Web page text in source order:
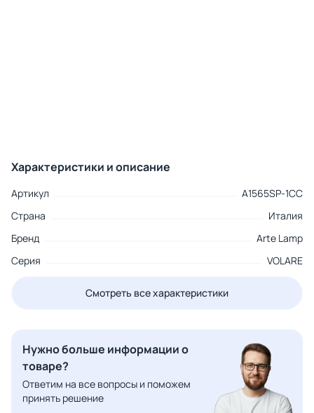
Характеристики и описание
Артикул
A1565SP-1CC
Страна
Италия
Бренд
Arte Lamp
Серия
VOLARE
Смотреть все характеристики
Нужно больше информации о
товаре?
Ответим на все вопросы и поможем
принять решение